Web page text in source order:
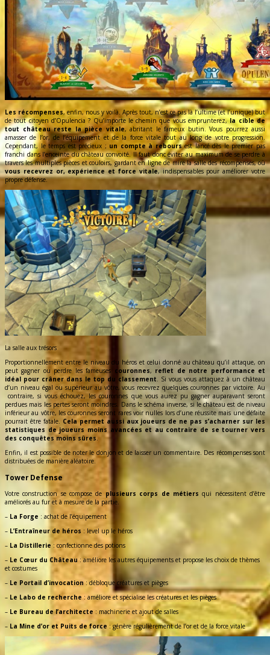
Les récompenses, enfin, nous y voilà. Après tout, n’est ce pas là l’ultime (et l’unique) but
de tout citoyen d’Opulencia ? Qu’importe le chemin que vous emprunterez,la cible de
tout château reste la pièce vitale, abritant le fameux butin. Vous pourrez aussi
amasser de l’or, de l’équipement et de la force vitale tout au long de votre progression.
Cependant, le temps est précieux ; un compte à reboursest lancé dès le premier pas
franchi dans l’enceinte du château convoité. Il faut donc éviter au maximum de se perdre à
travers les multiples pièces et couloirs, gardant en ligne de mire la salle des récompenses, où
vous recevrez or, expérience et force vitale, indispensables pour améliorer votre
propre défense.
La salle aux trésors
Proportionnellement entre le niveau du héros et celui donné au château qu’il attaque, on
peut gagner ou perdre les fameuses couronnes, reflet de notre performance et
idéal pour crâner dans le top du classement. Si vous vous attaquez à un château
d’un niveau égal ou supérieur au vôtre, vous recevrez quelques couronnes par victoire. Au
contraire, si vous échouez, les couronnes que vous aurez pu gagner auparavant seront
perdues mais les pertes seront moindres. Dans le schéma inverse, si le château est de niveau
inférieur au vôtre, les couronnes seront rares voir nulles lors d’une réussite mais une défaite
pourrait être fatale. Cela permet aussi aux joueurs de ne pas s’acharner sur les
statistiques de joueurs moins avancées et au contraire de se tourner vers
des conquêtes moins sûres.
Enfin, il est possible de noter le donjon et de laisser un commentaire. Des récompenses sont
distribuées de manière aléatoire.
Tower Defense
Votre construction se compose de plusieurs corps de métiers qui nécessitent d’être
améliorés au fur et à mesure de la partie.
– La Forge : achat de l’équipement
– L’Entraîneur de héros : level up le héros
– La Distillerie : confectionne des potions
– Le Cœur du Château: améliore les autres équipements et propose les choix de thèmes
et costumes
– Le Portail d’invocation : débloque créatures et pièges
– Le Labo de recherche : améliore et spécialise les créatures et les pièges
– Le Bureau de l’architecte : machinerie et ajout de salles
– La Mine d’or et Puits de force : génère régulièrement de l’or et de la force vitale